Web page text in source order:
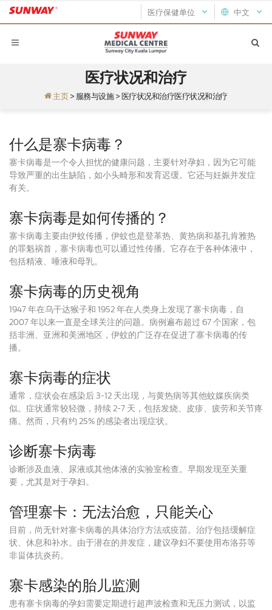
中文
医疗保健单位
医疗状况和治疗
主页 > 服務与设施 > 医疗状况和治疗医疗状况和治疗
什么是寨卡病毒？
寨卡病毒是一个令人担忧的健康问题，主要针对孕妇，因为它可能
导致严重的出生缺陷，如小头畸形和发育迟缓。它还与妊娠并发症
有关。
寨卡病毒是如何传播的？
寨卡病毒主要由伊蚊传播，伊蚊也是登革热、黄热病和基孔肯雅热
的罪魁祸首，寨卡病毒也可以通过性传播。它存在于各种体液中，
包括精液、唾液和母乳。
寨卡病毒的历史视角
1947 年在乌干达猴子和 1952 年在人类身上发现了寨卡病毒，自
2007 年以来一直是全球关注的问题。病例遍布超过 67 个国家，包
括非洲、亚洲和美洲地区，伊蚊的广泛存在促进了寨卡病毒的传
播。
寨卡病毒的症状
通常，症状会在感染后 3-12 天出现，与黄热病等其他蚊媒疾病类
似。症状通常较轻微，持续 2-7 天，包括发烧、皮疹、疲劳和关节疼
痛。然而，只有约 25% 的感染者出现症状。
诊断寨卡病毒
诊断涉及血液、尿液或其他体液的实验室检查。早期发现至关重
要，尤其是对于孕妇。
管理寨卡：无法治愈，只能关心
目前，尚无针对寨卡病毒的具体治疗方法或疫苗。治疗包括缓解症
状、休息和补水。由于潜在的并发症，建议孕妇不要使用布洛芬等
非甾体抗炎药。
寨卡感染的胎儿监测
患有寨卡病毒的孕妇需要定期进行超声波检查和无压力测试，以监